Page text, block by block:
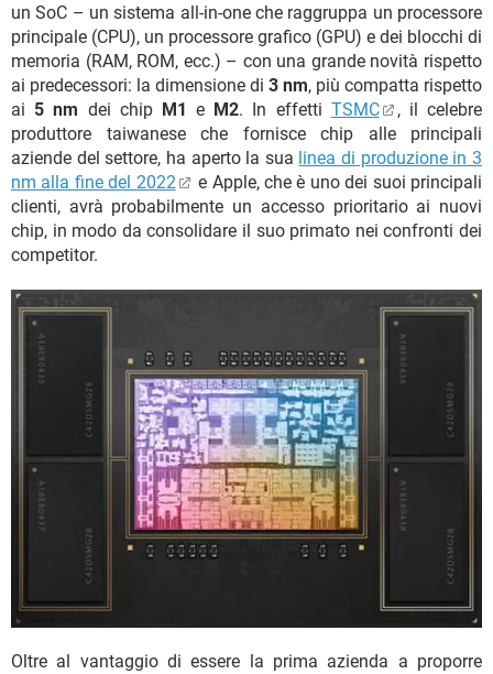
un SoC – un sistema all-in-one che raggruppa un processore
principale (CPU), un processore grafico (GPU) e dei blocchi di
memoria (RAM, ROM, ecc.) – con una grande novità rispetto
ai predecessori: la dimensione di 3 nm, più compatta rispetto
ai 5 nm dei chip M1 e M2. In effetti TSMC
, il celebre
produttore taiwanese che fornisce chip alle principali
aziende del settore, ha aperto la sua linea di produzione in 3
nm alla fine del 2022
e Apple, che è uno dei suoi principali
clienti, avrà probabilmente un accesso prioritario ai nuovi
chip, in modo da consolidare il suo primato nei confronti dei
competitor.
Oltre al vantaggio di essere la prima azienda a proporre